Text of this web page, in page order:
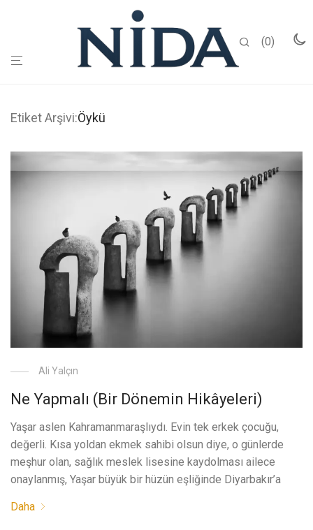
0
Etiket Arşivi:Öykü
Ali Yalçın
Ne Yapmalı (Bir Dönemin Hikâyeleri)
Yaşar aslen Kahramanmaraşlıydı. Evin tek erkek çocuğu,
değerli. Kısa yoldan ekmek sahibi olsun diye, o günlerde
meşhur olan, sağlık meslek lisesine kaydolması ailece
onaylanmış, Yaşar büyük bir hüzün eşliğinde Diyarbakır’a
Daha